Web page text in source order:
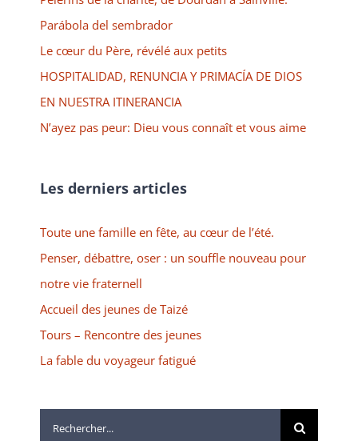
Parábola del sembrador
Le cœur du Père, révélé aux petits
HOSPITALIDAD, RENUNCIA Y PRIMACÍA DE DIOS
EN NUESTRA ITINERANCIA
N’ayez pas peur: Dieu vous connaît et vous aime
Les derniers articles
Toute une famille en fête, au cœur de l’été.
Penser, débattre, oser : un souffle nouveau pour
notre vie fraternell
Accueil des jeunes de Taizé
Tours – Rencontre des jeunes
La fable du voyageur fatigué
Rechercher: